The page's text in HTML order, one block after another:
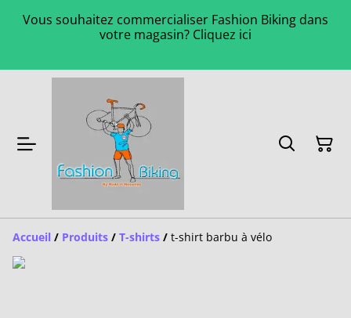
Vous souhaitez commercialiser Fashion Biking dans
votre magasin? Cliquez ici
Accueil / Produits / T-shirts / t-shirt barbu à vélo